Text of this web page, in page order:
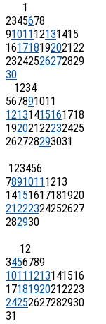
1
2345678
9101112131415
16171819202122
23242526272829
30
1234
567891011
12131415161718
19202122232425
262728293031
123456
78910111213
14151617181920
21222324252627
282930
12
3456789
10111213141516
17181920212223
24252627282930
31